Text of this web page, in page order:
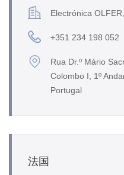
Electrónica OLFER,
+351 234 198 052
Rua Dr.º Mário
Colombo I, 1º
Portugal
法国